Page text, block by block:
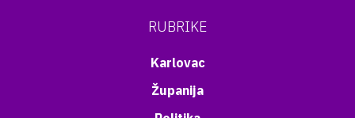
RUBRIKE
Karlovac
Županija